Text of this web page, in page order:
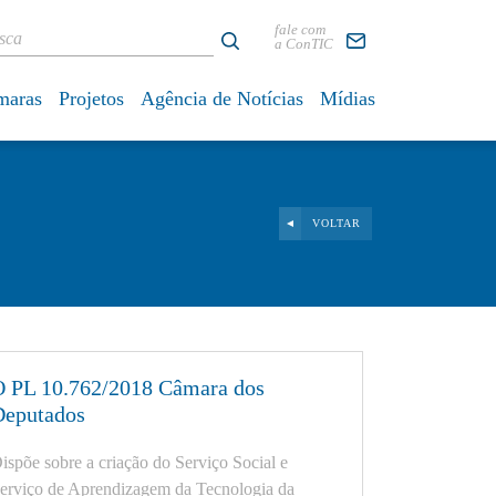
fale com
a ConTIC
Projetos Agência de Notícias Mídias
VOLTAR
PL 10.762/2018 Câmara dos
sobre a criação do Serviço Social e
de Aprendizagem da Tecnologia da